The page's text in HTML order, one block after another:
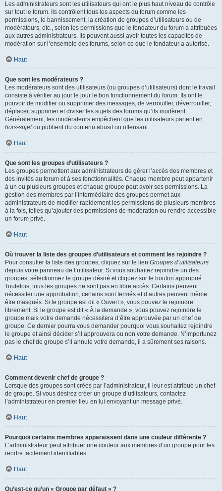
Les administrateurs sont les utilisateurs qui ont le plus haut niveau de contrôle
sur tout le forum. Ils contrôlent tous les aspects du forum comme les
permissions, le bannissement, la création de groupes d’utilisateurs ou de
modérateurs, etc., selon les permissions que le fondateur du forum a attribuées
aux autres administrateurs. Ils peuvent aussi avoir toutes les capacités de
modération sur l’ensemble des forums, selon ce que le fondateur a autorisé.
Haut
Que sont les modérateurs ?
Les modérateurs sont des utilisateurs (ou groupes d’utilisateurs) dont le travail
consiste à vérifier au jour le jour le bon fonctionnement du forum. Ils ont le
pouvoir de modifier ou supprimer des messages, de verrouiller, déverrouiller,
déplacer, supprimer et diviser les sujets des forums qu’ils modèrent.
Généralement, les modérateurs empêchent que les utilisateurs partent en
hors-sujetou publient du contenu abusif ou offensant.
Haut
Que sont les groupes d’utilisateurs ?
Les groupes permettent aux administrateurs de gérer l’accès des membres et
des invités au forum et à ses fonctionnalités. Chaque membre peut appartenir
à un ou plusieurs groupes et chaque groupe peut avoir ses permissions. La
gestion des membres par l’intermédiaire des groupes permet aux
administrateurs de modifier rapidement les permissions de plusieurs membres
à la fois, telles qu’ajouter des permissions de modération ou rendre accessible
un forum privé.
Haut
Où trouver la liste des groupes d’utilisateurs et comment les rejoindre ?
Pour consulter la liste des groupes, cliquez sur le lien Groupes d’utilisateurs
depuis votre panneau de l’utilisateur. Si vous souhaitez rejoindre un des
groupes, sélectionnez le groupe désiré et cliquez sur le bouton approprié.
Toutefois, tous les groupes ne sont pas en libre accès. Certains peuvent
nécessiter une approbation, certains sont fermés et d’autres peuvent même
être masqués. Si le groupe est dit « Ouvert », vous pouvez le rejoindre
librement. Si le groupe est dit « À la demande », vous pouvez rejoindre le
groupe mais votre demande nécessitera d’être approuvée par un chef de
groupe. Ce dernier pourra vous demander pourquoi vous souhaitez rejoindre
le groupe et ainsi décider s’il approuvera ou non votre demande. N’importunez
pas le chef de groupe s’il annule votre demande, il a sûrement ses raisons.
Haut
Comment devenir chef de groupe ?
Lorsque des groupes sont créés par l’administrateur, il leur est attribué un chef
de groupe. Si vous désirez créer un groupe d’utilisateurs, contactez
l’administrateur en premier lieu en lui envoyant un message privé.
Haut
Pourquoi certains membres apparaissent dans une couleur différente ?
L’administrateur peut attribuer une couleur aux membres d’un groupe pour les
rendre facilement identifiables.
Haut
Qu’est-ce qu’un « Groupe par défaut » ?